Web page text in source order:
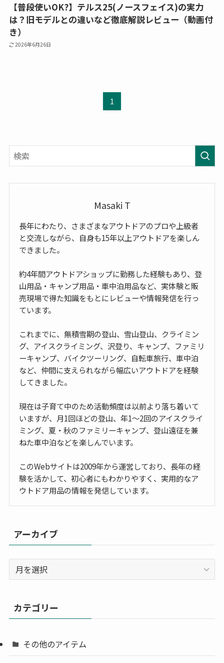
【普段使いOK?】テルス25(ノースフェイス)の実力
は？旧モデルとの違いなど徹底解説レビュー（動画付
き）
2026年6月26日
1
Masaki T
長年にわたり、さまざまなアウトドアのプロや上級者
と交流しながら、自身も15年以上アウトドアを楽しん
できました。
約4年間アウトドアショップに勤務した経験もあり、登
山用品・キャンプ用品・車中泊用品など、実体験と販
売現場で得た知識をもとにレビューや情報発信を行っ
ています。
これまでに、無積雪期の登山、雪山登山、クライミン
グ、アイスクライミング、沢登り、キャンプ、ファミリ
ーキャンプ、バイクツーリング、自転車旅行、車中泊
など、仲間に支えられながら幅広いアウトドアを経験
してきました。
現在は子育て中のため活動頻度は以前より落ち着いて
いますが、月1回ほどの登山、年1〜2回のアイスクライ
ミング、夏・秋のファミリーキャンプ、登山遠征を兼
ねた車中泊などを楽しんでいます。
このWebサイトは2009年から運営しており、長年の経
験を活かして、初心者にもわかりやすく、実用的なア
ウトドア用品の情報を発信しています。
アーカイブ
ー
ブ
カテゴリー
その他のアイテム